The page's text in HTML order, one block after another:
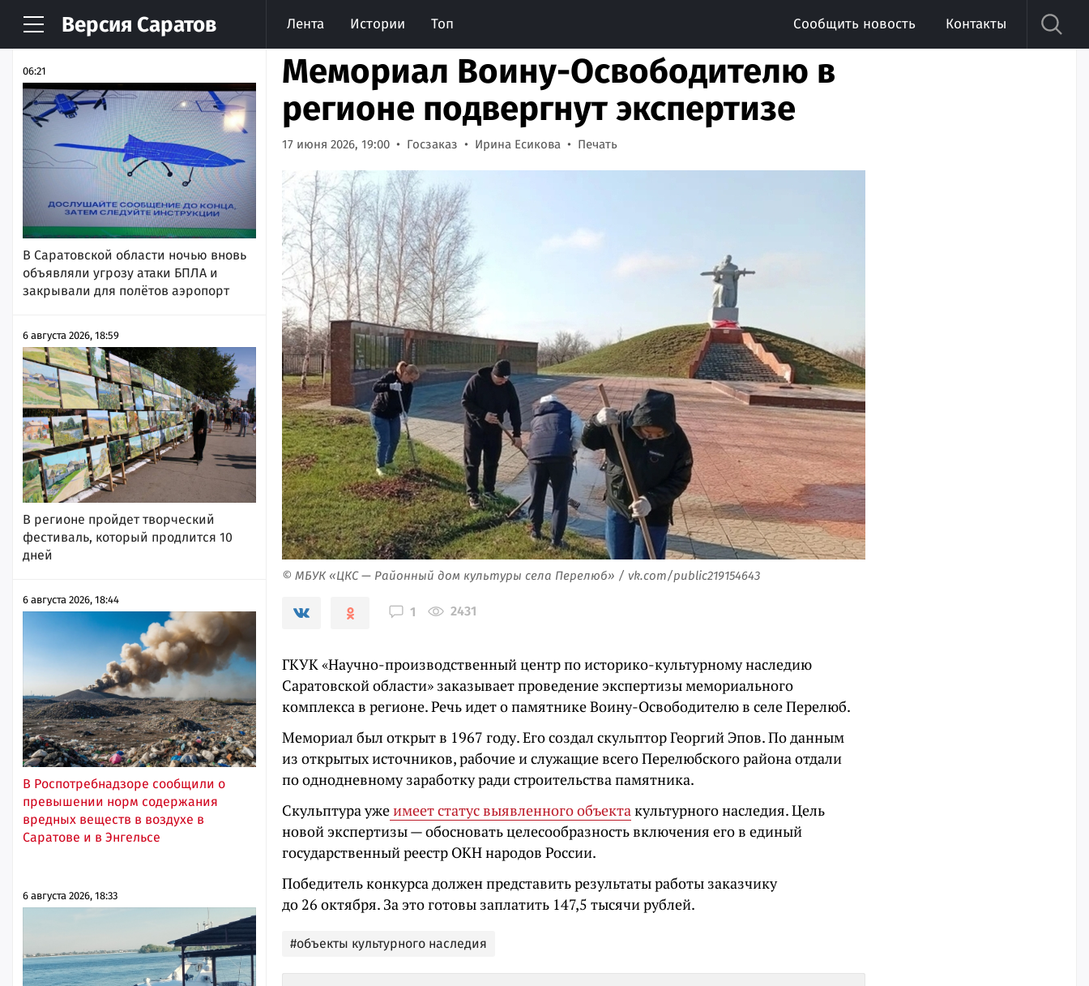
Версия Саратов Лента Истории Топ Сообщить новость Контакты
НОВОСТИ АРХИВ
06:21
В Саратовской области ночью вновь
объявляли угрозу атаки БПЛА и
закрывали для полётов аэропорт
6 августа 2026, 18:59
В регионе пройдет творческий
фестиваль, который продлится 10
дней
6 августа 2026, 18:44
В Роспотребнадзоре сообщили о
превышении норм содержания
вредных веществ в воздухе в
Саратове и в Энгельсе
6 августа 2026, 18:33
Мемориал Воину-Освободителю в
регионе подвергнут экспертизе
17 июня 2026, 19:00 Госзаказ Ирина Есикова Печать
© МБУК «ЦКС — Районный дом культуры села Перелюб» / vk.com/public219154643
1 2431
ГКУК «Научно-производственный центр по историко-культурному наследию
Саратовской области» заказывает проведение экспертизы мемориального
комплекса в регионе. Речь идет о памятнике Воину-Освободителю в селе Перелюб.
Мемориал был открыт в 1967 году. Его создал скульптор Георгий Эпов. По данным
из открытых источников, рабочие и служащие всего Перелюбского района отдали
по однодневному заработку ради строительства памятника.
Скульптура ужеимеет статус выявленного объектакультурного наследия. Цель
новой экспертизы — обосновать целесообразность включения его в единый
государственный реестр ОКН народов России.
Победитель конкурса должен представить результаты работы заказчику
до 26 октября. За это готовы заплатить 147,5 тысячи рублей.
#объекты культурного наследия